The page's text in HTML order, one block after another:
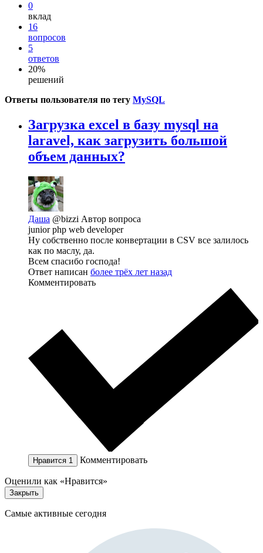
0
вклад
16
вопросов
5
ответов
20%
решений
Ответы пользователя по тегу MySQL
Загрузка excel в базу mysql на
laravel, как загрузить большой
объем данных?
Даша @bizzi Автор вопроса
junior php web developer
Ну собственно после конвертации в CSV все залилось
как по маслу, да.
Всем спасибо господа!
Ответ написан более трёх лет назад
Комментировать
Нравится 1 Комментировать
Оценили как «Нравится»
Закрыть
Самые активные сегодня